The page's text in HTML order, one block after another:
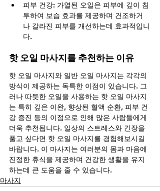
피부 건강: 가열된 오일은 피부에 깊이 침
투하여 보습 효과를 제공하며 건조하거
나 갈라진 피부를 개선하는데 효과적입니
다.
핫 오일 마사지를 추천하는 이유
핫 오일 마사지와 일반 오일 마사지는 각각의
방식이 제공하는 독특한 이점이 있습니다. 그
러나 따뜻한 오일을 사용하는 핫 오일 마사지
는 특히 깊은 이완, 향상된 혈액 순환, 피부 건
강 증진 등의 이점으로 인해 많은 사람들에게
더욱 추천됩니다. 일상의 스트레스와 긴장을
풀고 싶다면 핫 오일 마사지를 경험해보시길
바랍니다. 이 마사지는 여러분의 몸과 마음에
진정한 휴식을 제공하며 건강한 생활을 유지
하는데 큰 도움을 줄 수 있습니다.
마사지